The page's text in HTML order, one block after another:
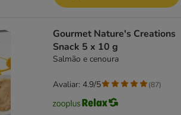
Gourmet Nature's Creations
Snack 5 x 10 g
Salmão e cenoura
Avaliar: 4.9/5 (87)